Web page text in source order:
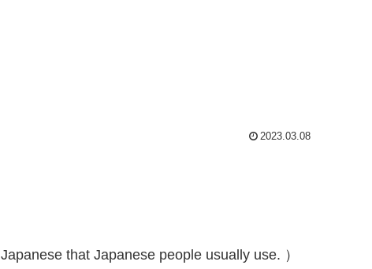
2023.03.08
that Japanese people usually use. ）